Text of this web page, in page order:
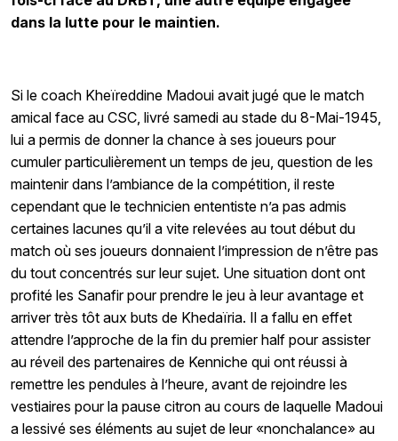
dans la lutte pour le maintien.
Si le coach Kheïreddine Madoui avait jugé que le match
amical face au CSC, livré samedi au stade du 8-Mai-1945,
lui a permis de donner la chance à ses joueurs pour
cumuler particulièrement un temps de jeu, question de les
maintenir dans l’ambiance de la compétition, il reste
cependant que le technicien ententiste n’a pas admis
certaines lacunes qu’il a vite relevées au tout début du
match où ses joueurs donnaient l’impression de n’être pas
du tout concentrés sur leur sujet. Une situation dont ont
profité les Sanafir pour prendre le jeu à leur avantage et
arriver très tôt aux buts de Khedaïria. Il a fallu en effet
attendre l’approche de la fin du premier half pour assister
au réveil des partenaires de Kenniche qui ont réussi à
remettre les pendules à l’heure, avant de rejoindre les
vestiaires pour la pause citron au cours de laquelle Madoui
a lessivé ses éléments au sujet de leur «nonchalance» au